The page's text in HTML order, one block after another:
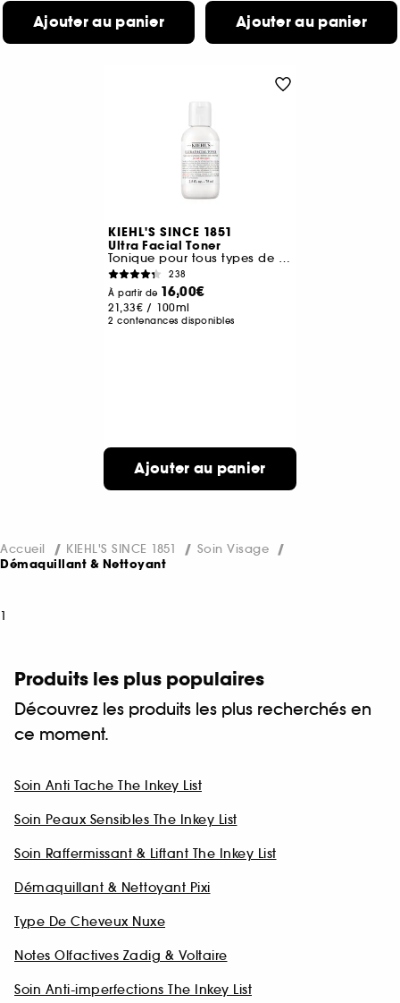
Ajouter au panier Ajouter au panier
KIEHL'S SINCE 1851
Ultra Facial Toner
Tonique pour tous types de peaux Format voyage
238
À partir de 16,00€
21,33€ / 100ml
2 contenances disponibles
Ajouter au panier
Accueil KIEHL'S SINCE 1851 Soin Visage
Démaquillant & Nettoyant
1
Produits les plus populaires
Découvrez les produits les plus recherchés en
ce moment.
Soin Anti Tache The Inkey List
Soin Peaux Sensibles The Inkey List
Soin Raffermissant & Liftant The Inkey List
Démaquillant & Nettoyant Pixi
Type De Cheveux Nuxe
Notes Olfactives Zadig & Voltaire
Soin Anti-imperfections The Inkey List